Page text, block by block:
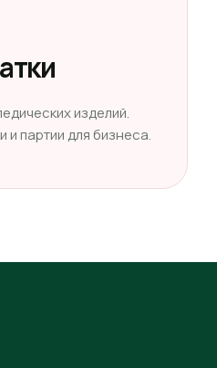
изделий.
и партии для бизнеса.